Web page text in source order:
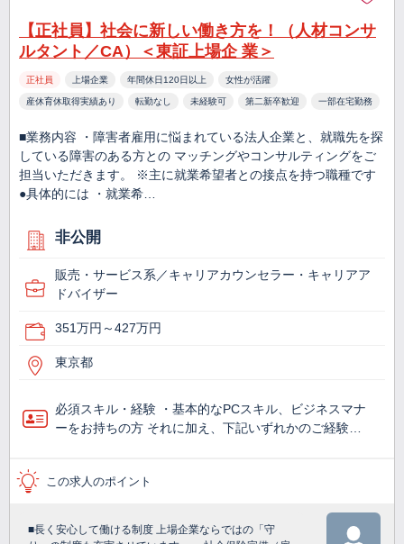
【正社員】社会に新しい働き方を！（人材コンサ
ルタント／CA）＜東証上場企 業＞
正社員 上場企業 年間休日120日以上 女性が活躍
産休育休取得実績あり 転勤なし 未経験可 第二新卒歓迎 一部在宅勤務
■業務内容 ・障害者雇用に悩まれている法人企業と、就職先を探
している障害のある方との マッチングやコンサルティングをご
担当いただきます。 ※主に就業希望者との接点を持つ職種です
●具体的には ・就業希…
非公開
販売・サービス系／キャリアカウンセラー・キャリアア
ドバイザー
351万円～427万円
東京都
必須スキル・経験 ・基本的なPCスキル、ビジネスマナ
ーをお持ちの方 それに加え、下記いずれかのご経験…
この求人のポイント
■長く安心して働ける制度 上場企業ならではの「守